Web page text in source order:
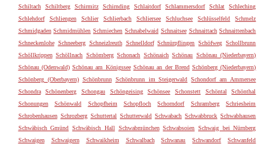
Schiltach
Schiltberg Schirmitz Schirnding Schlaitdorf Schlammersdorf Schlat
Schleching
Schlehdorf
Schliengen Schlier Schlierbach Schliersee Schluchsee Schlüsselfeld
Schmelz
Schmidgaden Schmidmühlen Schmiechen Schnabelwaid Schnaitsee Schnaittach Schnaittenbach
Schneckenlohe Schneeberg Schneizlreuth Schnelldorf Schnürpflingen Schöfweg Schollbrunn
Schöllkrippen Schöllnach Schömberg Schonach Schönaich Schönau Schönau (Niederbayern)
Schönau (Odenwald) Schönau am Königssee Schönau an der Brend Schönberg (Niederbayern)
Schönberg (Oberbayern) Schönbrunn Schönbrunn im Steigerwald Schondorf am Ammersee
Schondra
Schönenberg Schongau Schöngeising Schönsee Schonstett Schöntal
Schönthal
Schonungen
Schönwald Schopfheim Schopfloch Schorndorf Schramberg
Schriesheim
Schrobenhausen Schrozberg Schuttertal Schutterwald Schwabach Schwabbruck Schwabhausen
Schwäbisch Gmünd Schwäbisch Hall Schwabmünchen Schwabsoien Schwaig bei Nürnberg
Schwaigen
Schwaigern Schwaikheim Schwalbach Schwanau Schwandorf Schwanfeld